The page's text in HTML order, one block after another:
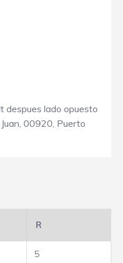
despues lado opuesto
00920, Puerto
R
5